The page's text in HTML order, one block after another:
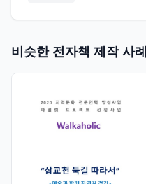
비슷한 전자책 제작 사례